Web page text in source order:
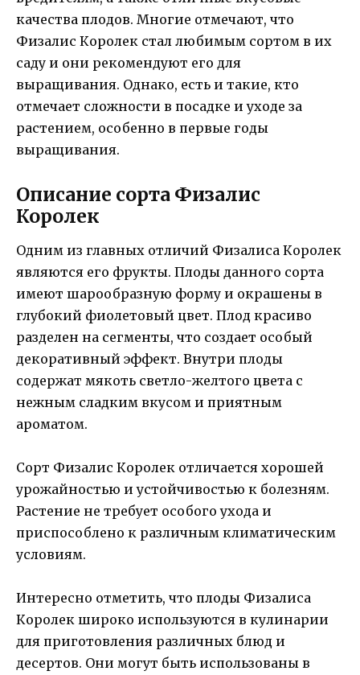
качества плодов. Многие отмечают, что
Физалис Королек стал любимым сортом в их
саду и они рекомендуют его для
выращивания. Однако, есть и такие, кто
отмечает сложности в посадке и уходе за
растением, особенно в первые годы
выращивания.
Описание сорта Физалис
Королек
Одним из главных отличий Физалиса Королек
являются его фрукты. Плоды данного сорта
имеют шарообразную форму и окрашены в
глубокий фиолетовый цвет. Плод красиво
разделен на сегменты, что создает особый
декоративный эффект. Внутри плоды
содержат мякоть светло-желтого цвета с
нежным сладким вкусом и приятным
ароматом.
Сорт Физалис Королек отличается хорошей
урожайностью и устойчивостью к болезням.
Растение не требует особого ухода и
приспособлено к различным климатическим
условиям.
Интересно отметить, что плоды Физалиса
Королек широко используются в кулинарии
для приготовления различных блюд и
десертов. Они могут быть использованы в